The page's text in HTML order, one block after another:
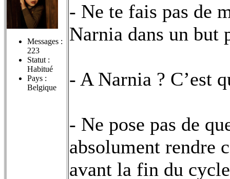
Messages :
223
Statut :
Habitué
Pays :
Belgique
- Ne te fais pas de
Narnia dans un
- A Narnia ? C’est
- Ne pose pas de
absolument rendre
avant la fin du